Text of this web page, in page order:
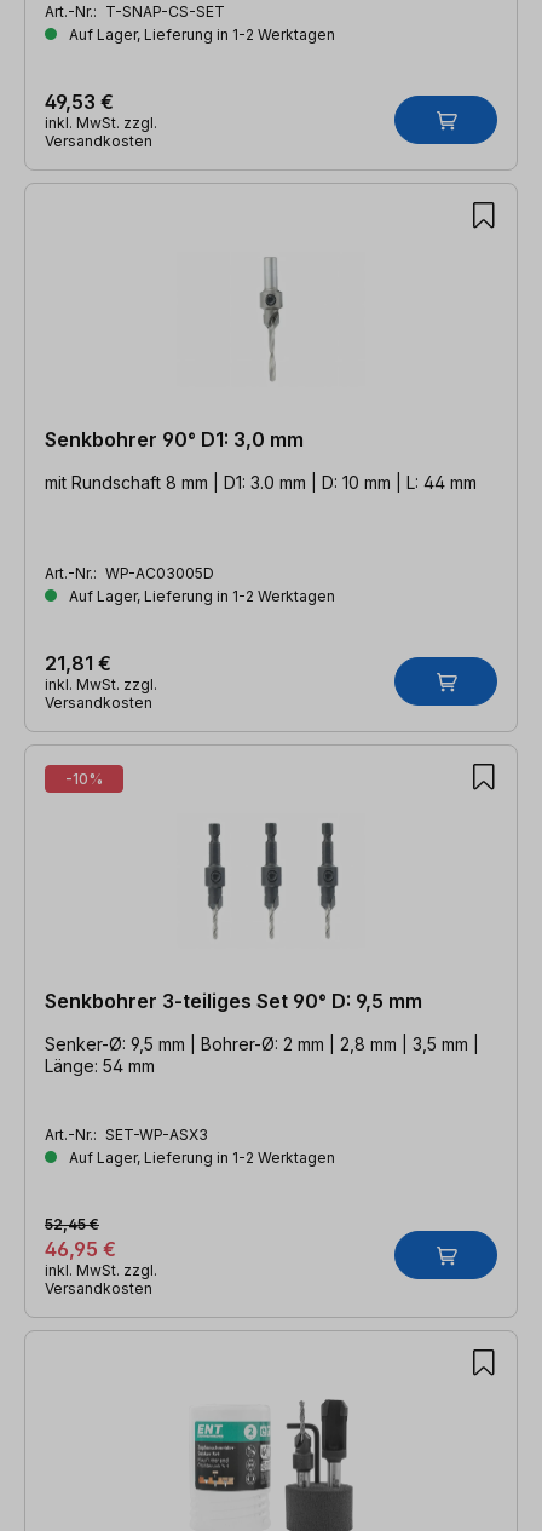
Art.-Nr.: T-SNAP-CS-SET
Auf Lager, Lieferung in 1-2 Werktagen
49,53 €
inkl. MwSt. zzgl.
Versandkosten
Senkbohrer 90° D1: 3,0 mm
mit Rundschaft 8 mm | D1: 3.0 mm | D: 10 mm | L: 44 mm
Art.-Nr.: WP-AC03005D
Auf Lager, Lieferung in 1-2 Werktagen
21,81 €
inkl. MwSt. zzgl.
Versandkosten
-10%
Senkbohrer 3-teiliges Set 90° D: 9,5 mm
Senker-Ø: 9,5 mm | Bohrer-Ø: 2 mm | 2,8 mm | 3,5 mm |
Länge: 54 mm
Art.-Nr.: SET-WP-ASX3
Auf Lager, Lieferung in 1-2 Werktagen
46,95 €
52,45 €
inkl. MwSt. zzgl.
Versandkosten